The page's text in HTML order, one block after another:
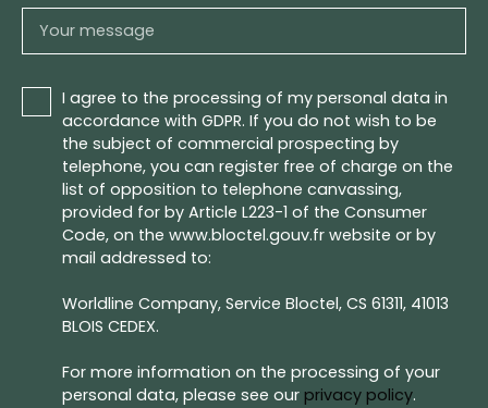
Your message
I agree to the processing of my personal data in
accordance with GDPR. If you do not wish to be
the subject of commercial prospecting by
telephone, you can register free of charge on the
list of opposition to telephone canvassing,
provided for by Article L223-1 of the Consumer
Code, on the www.bloctel.gouv.fr website or by
mail addressed to:
Worldline Company, Service Bloctel, CS 61311, 41013
BLOIS CEDEX.
For more information on the processing of your
personal data, please see our privacy policy.